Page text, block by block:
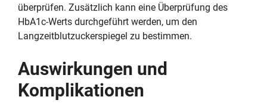
überprüfen. Zusätzlich kann eine Überprüfung des
HbA1c-Werts durchgeführt werden, um den
Langzeitblutzuckerspiegel zu bestimmen.
Auswirkungen und
Komplikationen